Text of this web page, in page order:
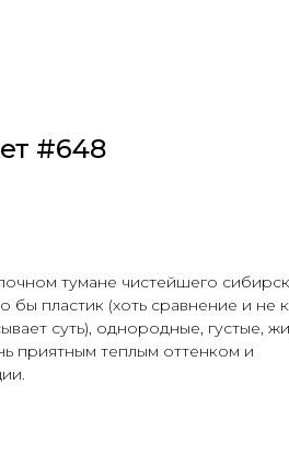
#648
тумане чистейшего
бы пластик (хоть сравнение и не к
суть), однородные, густые,
приятным теплым оттенком и